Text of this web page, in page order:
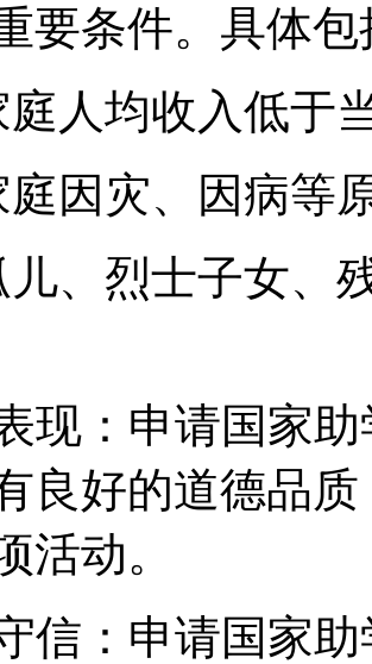
要条件。具体包
庭人均收入低
庭因灾、因病等
儿、烈士子女
现：申请国家
良好的道德品
活动。
信：申请国家